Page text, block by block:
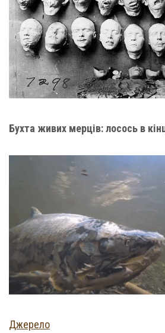
Бухта живих мерців: лосось в
Джерело